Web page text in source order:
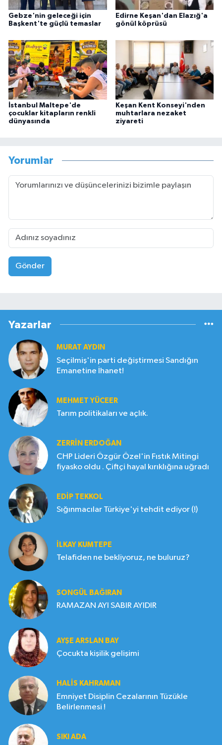
Gebze'nin geleceği için
Başkent'te güçlü temaslar
Edirne Keşan'dan Elazığ'a
gönül köprüsü
İstanbul Maltepe'de
çocuklar kitapların renkli
dünyasında
Keşan Kent Konseyi'nden
muhtarlara nezaket
ziyareti
Yorumlar
Gönder
Yazarlar
MURAT AYDIN
Seçilmiş'in parti değiştirmesi Sandığın
Emanetine İhanet!
MEHMET YÜCEER
Tarım politikaları ve açlık.
ZERRIN ERDOĞAN
CHP Lideri Özgür Özel'in Fıstık Mitingi
fiyasko oldu . Çiftçi hayal kırıklığına uğradı
EDIP TEKKOL
Sığınmacılar Türkiye'yi tehdit ediyor (!)
İLKAY KUMTEPE
Telafiden ne bekliyoruz, ne buluruz?
SONGÜL BAĞIRAN
RAMAZAN AYI SABIR AYIDIR
AYŞE ARSLAN BAY
Çocukta kişilik gelişimi
HALIS KAHRAMAN
Emniyet Disiplin Cezalarının Tüzükle
Belirlenmesi !
SIKI ADA